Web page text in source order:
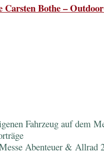
Carsten Bothe –
Fahrzeug auf dem
Abenteuer & Allrad